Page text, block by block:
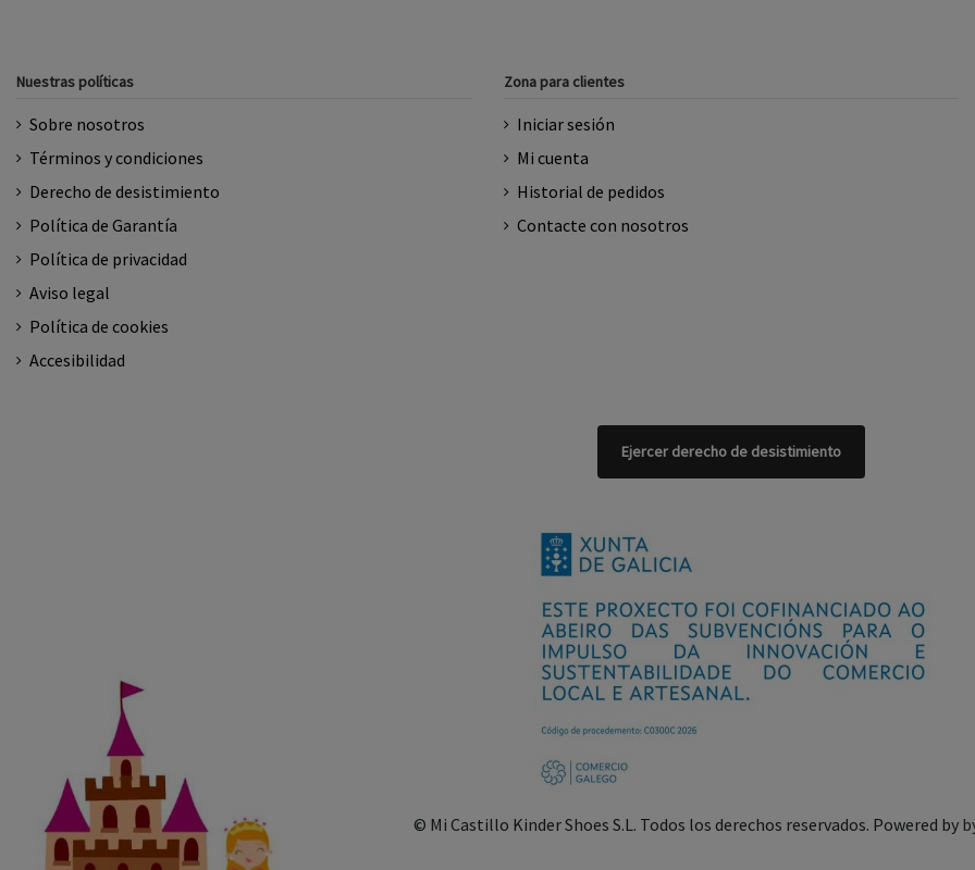
Nuestras políticas
Sobre nosotros
Términos y condiciones
Derecho de desistimiento
Política de Garantía
Política de privacidad
Aviso legal
Política de cookies
Accesibilidad
Zona para clientes
Iniciar sesión
Mi cuenta
Historial de pedidos
Contacte con nosotros
Ejercer derecho de desistimiento
© Mi Castillo Kinder Shoes S.L. Todos los derechos reservados. Powered by